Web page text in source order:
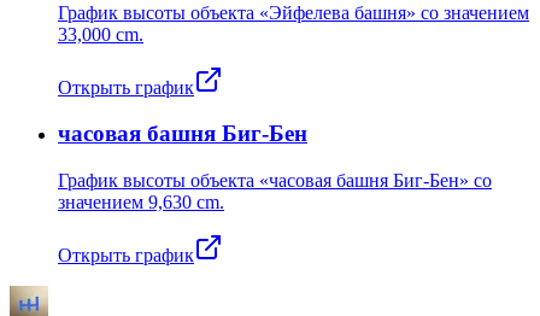
График высоты объекта «Эйфелева башня» со значением
33,000 cm.
Открыть график
часовая башня Биг-Бен
График высоты объекта «часовая башня Биг-Бен» со
значением 9,630 cm.
Открыть график